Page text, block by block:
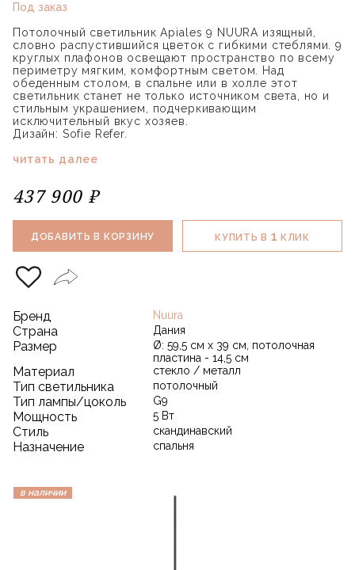
Под заказ
Потолочный светильник Apiales 9 NUURA изящный,
словно распустившийся цветок с гибкими стеблями. 9
круглых плафонов освещают пространство по всему
периметру мягким, комфортным светом. Над
обеденным столом, в спальне или в холле этот
светильник станет не только источником света, но и
стильным украшением, подчеркивающим
исключительный вкус хозяев.
Дизайн: Sofie Refer.
читать далее
437 900 ₽
ДОБАВИТЬ В КОРЗИНУ КУПИТЬ В 1 КЛИК
Бренд Nuura
Страна Дания
Размер
Ø: 59,5 см x 39 см, потолочная
пластина - 14,5 см
Материал стекло / металл
Тип светильника потолочный
Тип лампы/цоколь G9
Мощность 5 Вт
Стиль скандинавский
Назначение спальня
в наличии